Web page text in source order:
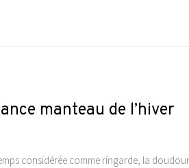
manteau de l’hiver
considérée comme ringarde, la